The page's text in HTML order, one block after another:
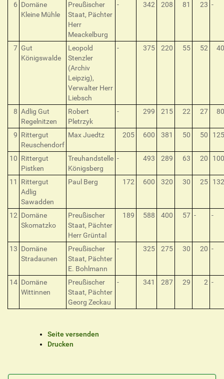
6 Domäne
Kleine Mühle
Preußischer
Staat, Pächter
Herr
Meackelburg
- 342 208 81 23 -
7 Gut
Königswalde
Leopold
Stenzler
(Archiv
Leipzig),
Verwalter Herr
Liebsch
- 375 220 55 52 40
8 Adlig Gut
Regelnitzen
Robert
Pletrzyk
- 299 215 22 27 80
9 Rittergut
Reuschendorf
Max Juedtz 205 600 381 50 50 125
10 Rittergut
Pistken
Treuhandstelle
Königsberg
- 493 289 63 20 100
11
Rittergut
Adlig
Sawadden
Paul Berg 172 600 320 30 25 132
12 Domäne
Skomatzko
Preußischer
Staat, Pächter
Herr Grüntal
189 588 400 57 - -
13 Domäne
Stradaunen
Preußischer
Staat, Pächter
E. Bohlmann
- 325 275 30 20 -
14 Domäne
Wittinnen
Preußischer
Staat, Pächter
Georg Zeckau
- 341 287 29 2 -
l
Seite versenden
Drucken